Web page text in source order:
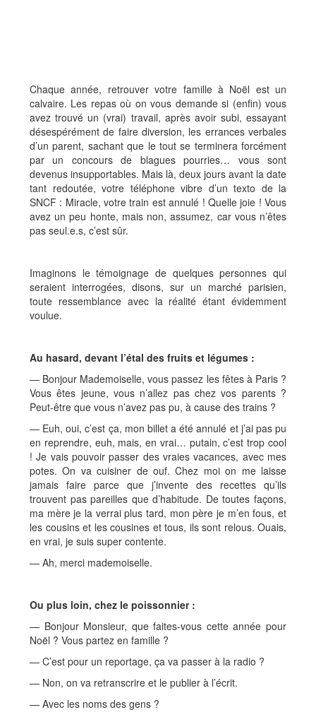
Chaque année, retrouver votre famille à Noël est un
calvaire. Les repas où on vous demande si (enfin) vous
avez trouvé un (vrai) travail, après avoir subi, essayant
désespérément de faire diversion, les errances verbales
d’un parent, sachant que le tout se terminera forcément
par un concours de blagues pourries… vous sont
devenus insupportables. Mais là, deux jours avant la date
tant redoutée, votre téléphone vibre d’un texto de la
SNCF : Miracle, votre train est annulé ! Quelle joie ! Vous
avez un peu honte, mais non, assumez, car vous n’êtes
pas seul.e.s, c’est sûr.
Imaginons le témoignage de quelques personnes qui
seraient interrogées, disons, sur un marché parisien,
toute ressemblance avec la réalité étant évidemment
voulue.
Au hasard, devant l’étal des fruits et légumes :
— Bonjour Mademoiselle, vous passez les fêtes à Paris ?
Vous êtes jeune, vous n’allez pas chez vos parents ?
Peut-être que vous n’avez pas pu, à cause des trains ?
— Euh, oui, c’est ça, mon billet a été annulé et j’ai pas pu
en reprendre, euh, mais, en vrai… putain, c’est trop cool
! Je vais pouvoir passer des vraies vacances, avec mes
potes. On va cuisiner de ouf. Chez moi on me laisse
jamais faire parce que j’invente des recettes qu’ils
trouvent pas pareilles que d’habitude. De toutes façons,
ma mère je la verrai plus tard, mon père je m’en fous, et
les cousins et les cousines et tous, ils sont relous. Ouais,
en vrai, je suis super contente.
— Ah, merci mademoiselle.
Ou plus loin, chez le poissonnier :
— Bonjour Monsieur, que faites-vous cette année pour
Noël ? Vous partez en famille ?
— C’est pour un reportage, ça va passer à la radio ?
— Non, on va retranscrire et le publier à l’écrit.
— Avec les noms des gens ?